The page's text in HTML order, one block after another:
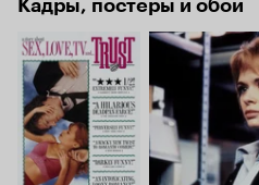
Кадры, постеры и обои